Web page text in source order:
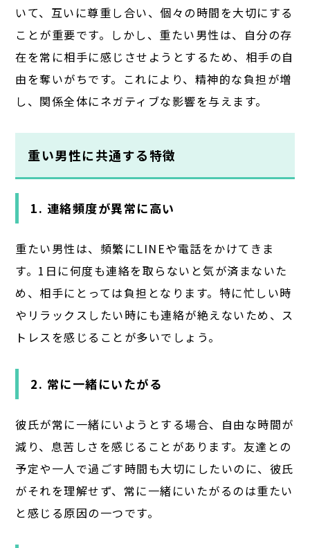
いて、互いに尊重し合い、個々の時間を大切にする
ことが重要です。しかし、重たい男性は、自分の存
在を常に相手に感じさせようとするため、相手の自
由を奪いがちです。これにより、精神的な負担が増
し、関係全体にネガティブな影響を与えます。
重い男性に共通する特徴
1. 連絡頻度が異常に高い
重たい男性は、頻繁にLINEや電話をかけてきま
す。1日に何度も連絡を取らないと気が済まないた
め、相手にとっては負担となります。特に忙しい時
やリラックスしたい時にも連絡が絶えないため、ス
トレスを感じることが多いでしょう。
2. 常に一緒にいたがる
彼氏が常に一緒にいようとする場合、自由な時間が
減り、息苦しさを感じることがあります。友達との
予定や一人で過ごす時間も大切にしたいのに、彼氏
がそれを理解せず、常に一緒にいたがるのは重たい
と感じる原因の一つです。